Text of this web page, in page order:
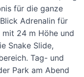
für die ganze
Adrenalin für
mit 24 m Höhe und
Snake Slide,
Tag- und
Park am Abend